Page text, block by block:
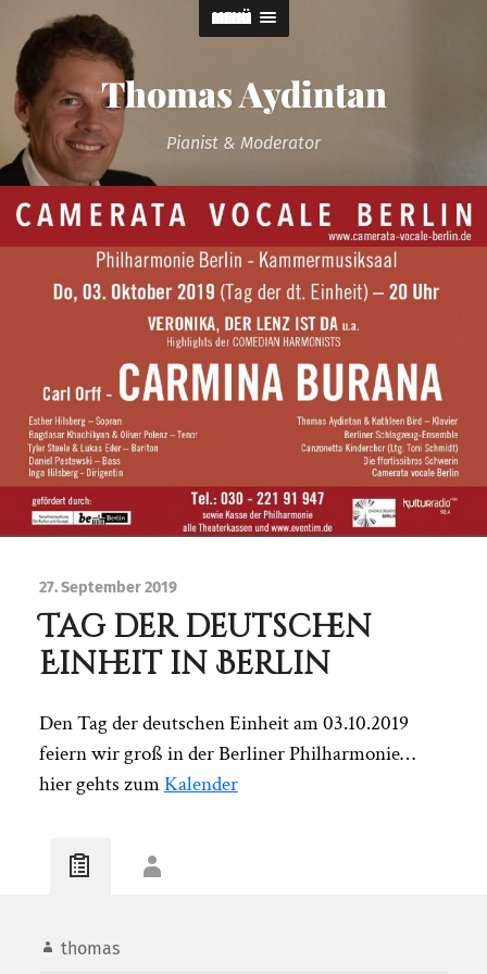
MENÜ
Thomas Aydintan
Pianist & Moderator
27. September 2019
Tag der deutschen
Einheit in Berlin
Den Tag der deutschen Einheit am 03.10.2019
feiern wir groß in der Berliner Philharmonie…
hier gehts zumKalender
thomas